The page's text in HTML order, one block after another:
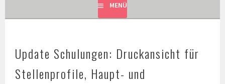
MENÜ
Update Schulungen: Druckansicht für
Stellenprofile, Haupt- und